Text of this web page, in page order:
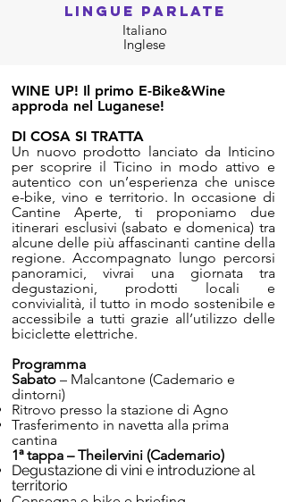
LINGUE PARLATE
Italiano
Inglese
WINE UP! Il primo E-Bike&Wine
approda nel Luganese!
DI COSA SI TRATTA
Un nuovo prodotto lanciato da Inticino
per scoprire il Ticino in modo attivo e
autentico con un’esperienza che unisce
e-bike, vino e territorio. In occasione di
Cantine Aperte, ti proponiamo due
itinerari esclusivi (sabato e domenica) tra
alcune delle più affascinanti cantine della
regione. Accompagnato lungo percorsi
panoramici, vivrai una giornata tra
degustazioni, prodotti locali e
convivialità, il tutto in modo sostenibile e
accessibile a tutti grazie all’utilizzo delle
biciclette elettriche.
Programma
Sabato – Malcantone (Cademario e
dintorni)
Ritrovo presso la stazione di Agno
Trasferimento in navetta alla prima
cantina
1ª tappa – Theilervini (Cademario)
Degustazione di vini e introduzione al
territorio